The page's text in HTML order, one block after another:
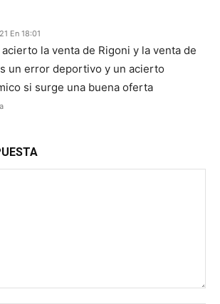
En 18:01
acierto la venta de Rigoni y la venta de
un error deportivo y un acierto
si surge una buena oferta